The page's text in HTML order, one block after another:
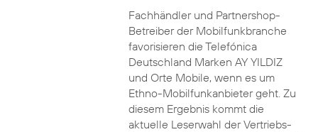
Fachhändler und Partnershop-
Betreiber der Mobilfunkbranche
favorisieren die Telefónica
Deutschland Marken AY YILDIZ
und Orte Mobile, wenn es um
Ethno-Mobilfunkanbieter geht. Zu
diesem Ergebnis kommt die
aktuelle Leserwahl der Vertriebs-